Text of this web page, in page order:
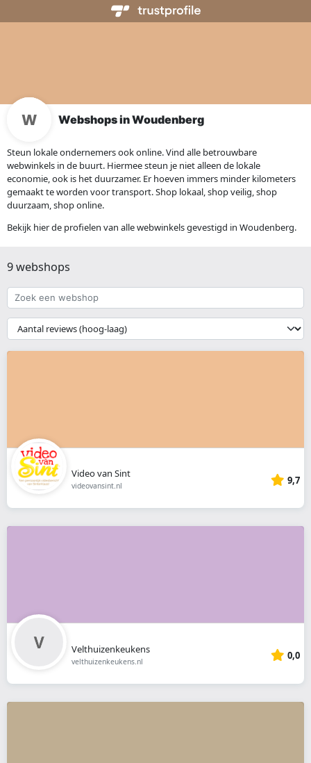
Webshops in Woudenberg
Steun lokale ondernemers ook online. Vind alle betrouwbare
webwinkels in de buurt. Hiermee steun je niet alleen de lokale
economie, ook is het duurzamer. Er hoeven immers minder kilometers
gemaakt te worden voor transport. Shop lokaal, shop veilig, shop
duurzaam, shop online.
Bekijk hier de profielen van alle webwinkels gevestigd in Woudenberg.
9 webshops
Zoek
een
webshop
{{
__('Sort')
}}
Video van Sint
videovansint.nl 9,7
Velthuizenkeukens
velthuizenkeukens.nl 0,0